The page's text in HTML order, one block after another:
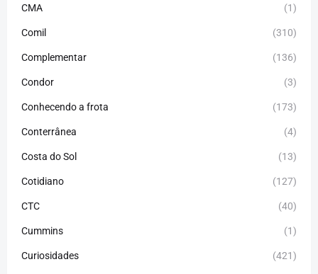
CMA (1)
Comil (310)
Complementar (136)
Condor (3)
Conhecendo a frota (173)
Conterrânea (4)
Costa do Sol (13)
Cotidiano (127)
CTC (40)
Cummins (1)
Curiosidades (421)